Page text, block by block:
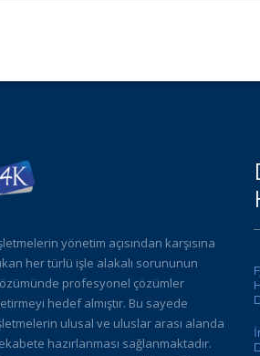
yönetim açısından karşısına
her türlü işle alakalı sorununun
profesyonel çözümler
hedef almıştır. Bu sayede
ulusal ve uluslar arası alanda
hazırlanması sağlanmaktadır.